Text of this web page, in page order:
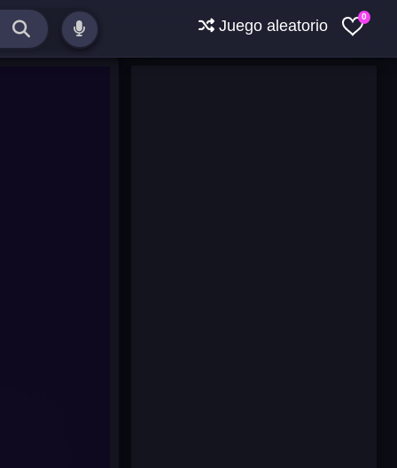
0
Juego aleatorio